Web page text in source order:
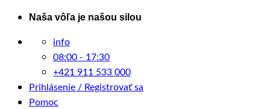
Skip
content
Naša vôľa je našou silou
info
08:00 - 17:30
+421 911 533 000
Prihlásenie / Registrovať sa
Pomoc